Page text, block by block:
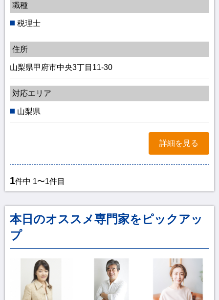
職種
税理士
住所
山梨県甲府市中央3丁目11-30
対応エリア
山梨県
詳細を見る
1件中 1〜1件目
本日のオススメ専門家をピックアッ
プ